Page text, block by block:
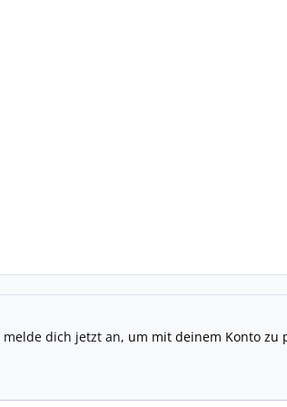
melde dich jetzt an, um mit deinem Konto zu